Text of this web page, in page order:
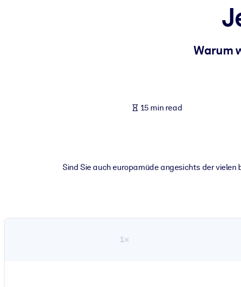
Fuel your AI systems with reliable, structured knowledge to improve
Warum
15 min read
Sind Sie auch europamüde angesichts der
1×